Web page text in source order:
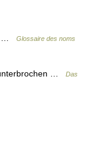
…
Glossaire des noms
…
Das